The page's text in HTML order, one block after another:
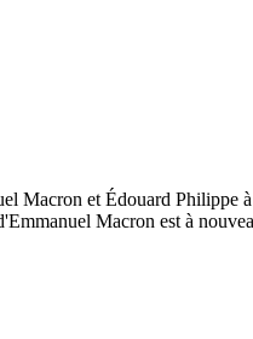
Macron est à